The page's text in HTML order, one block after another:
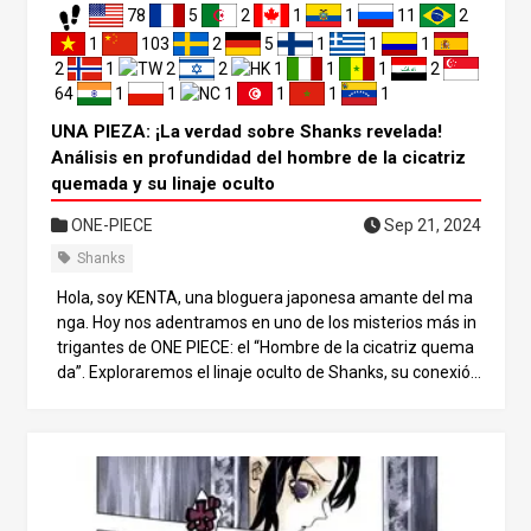
Además, la VIVRECARD ahonda en la historia de Bonney
y revela que procede de Mary Geoise. El contraste entre
su edad real y su apariencia desempeña un papel import
ante en el desarrollo de la historia, y su origen se explora
aki de Zoro A continuación, centrémonos en uno de los p
untos más comentados: Roronoa Zoro y su Haki.
78 5 2 1 1 11
2
1
103 2 5 1 1
1
2
1 2 2 1 1 1
2
64
1 1 1 1 1 1
UNA PIEZA: ¡La verdad sobre Shanks revelada!
Análisis en profundidad del hombre de la cicatriz
quemada y su linaje oculto
ONE-PIECE Sep 21, 2024
Shanks
Hola, soy KENTA, una bloguera japonesa amante del ma
nga. Hoy nos adentramos en uno de los misterios más in
trigantes de ONE PIECE: el “Hombre de la cicatriz quema
da”. Exploraremos el linaje oculto de Shanks, su conexión
brarán. ¡Adentrémonos juntos en este apasionante mun
do de teorías ONE PIECE! Shanks y la misteriosa silueta E
n el último capítulo de ONE PIECE (capítulo 1221), la apari